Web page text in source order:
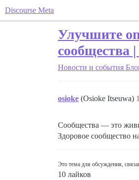
Discourse Meta
Улучшите
сообщества
Новости и события
osioke (Osioke Itseuwa) 1
Сообщества — это
Здоровое сообщество
Это тема для обсуждения,
10 лайков